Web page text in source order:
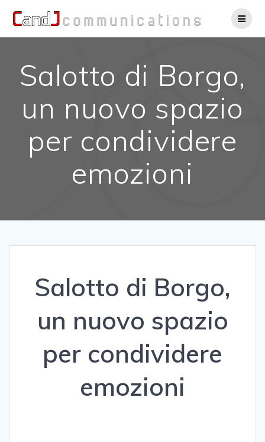
al
Salotto di Borgo,
un nuovo spazio
per condividere
emozioni
Salotto di Borgo,
un nuovo spazio
per condividere
emozioni